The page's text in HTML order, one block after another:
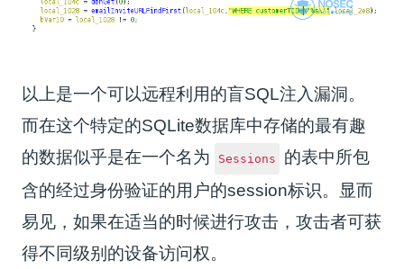
以上是一个可以远程利用的盲SQL注入漏洞。
而在这个特定的SQLite数据库中存储的最有趣
的数据似乎是在一个名为
Sessions
的表中所包
含的经过身份验证的用户的session标识。显而
易见，如果在适当的时候进行攻击，攻击者可获
得不同级别的设备访问权。